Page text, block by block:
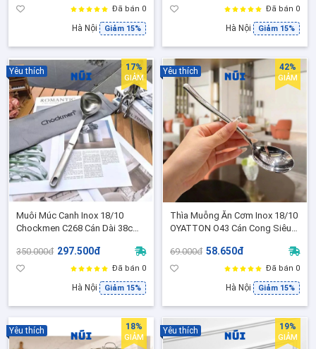
Đã bán 0
Hà Nội Giảm 15%
Đã bán 0
Hà Nội Giảm 15%
Muôi Múc Canh Inox 18/10
Chockmen C268 Cán Dài 38cm
Cao Cấp -C268
350.000đ 297.500đ
Đã bán 0
Hà Nội Giảm 15%
Yêu thích 17%
GIẢM
Thìa Muỗng Ăn Cơm Inox 18/10
OYATTON O43 Cán Cong Siêu
Trọng [ NK-AL43S]
69.000đ 58.650đ
Đã bán 0
Hà Nội Giảm 15%
Yêu thích 42%
GIẢM
Yêu thích 18%
GIẢM
Yêu thích 19%
GIẢM